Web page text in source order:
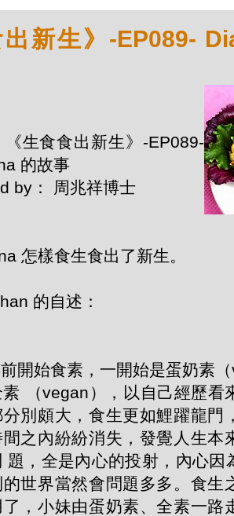
出新生》-EP089-
生食食出新生》-EP089-
的故事
by： 周兆祥博士
怎樣食生食出了新生。
的自述：
開始食素，一開始是蛋奶素
（vegan），以自己經歷看
別頗大，食生更如鯉躍龍門
之內紛紛消失，發覺人生本
題，全是內心的投射，內心因
世界當然會問題多多。食生
，小妹由蛋奶素、全素一路